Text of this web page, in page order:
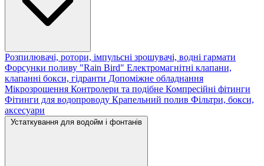
Розпилювачі, ротори, імпульсні зрошувачі, водні гармати
Форсунки поливу "Rain Bird" Електромагнітні клапани,
клапанні бокси, гідранти Допоміжне обладнання
Мікрозрошення Контролери та подібне Компресійні фітинги
Фітинги для водопроводу Крапельний полив Фільтри, бокси,
аксесуари
Устаткування для водойм і фонтанів